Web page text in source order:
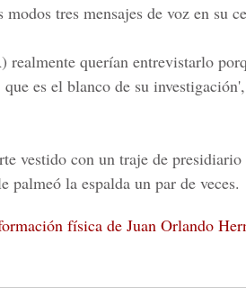
modos tres mensajes de voz en su
realmente querían entrevistarlo
es el blanco de su
vestido con un traje de
palmeó la espalda un par de veces.
física de Juan Orlando